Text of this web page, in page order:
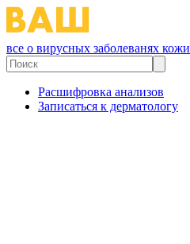
все о вирусных заболеванях кожи
Расшифровка анализов
Записаться к дерматологу